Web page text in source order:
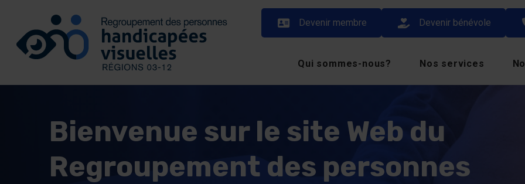
Aller au contenu
Allez à la page d’accueil
Devenir membre Devenir bénévole
Qui sommes-nous? Nos services
Bienvenue sur le site Web du
Regroupement des personnes